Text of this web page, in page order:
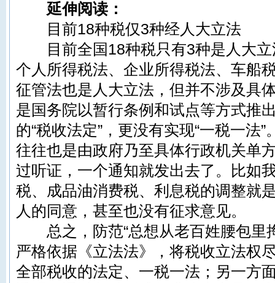
延伸阅读：
目前18种税仅3种经人大立法
目前全国18种税只有3种是人大立
个人所得税法、 企业所得税法、车船
征管法也是人大立法，但并不涉及具
是国务院以暂行条例和试点等方式推
的“税收法定”，更没有实现“一税一法
往往也是由政府乃至具体行政机关单
过听证，一个通知就发出去了。比如
税、 成品油消费税、利息税的调整就
人的同意，甚至也没有征求意见。
总之，防范“总想从老百姓腰包里
严格依据《立法法》，将税收立法权
全部税收的法定、一税一法；另一方